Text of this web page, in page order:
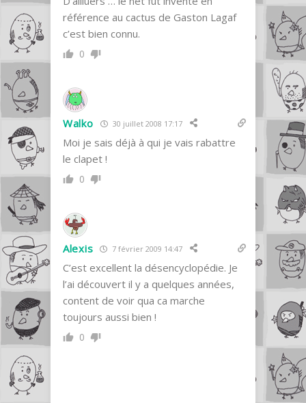
référence au cactus de Gaston Lagaf
c’est bien connu.
0
Walko 30 juillet 2008 17:17
Moi je sais déjà à qui je vais rabattre
le clapet !
0
Alexis 7 février 2009 14:47
C’est excellent la désencyclopédie. Je
l’ai découvert il y a quelques années,
content de voir qua ca marche
toujours aussi bien !
0